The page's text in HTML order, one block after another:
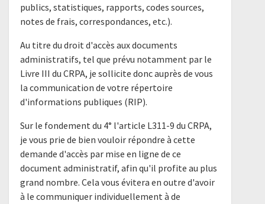
publics, statistiques, rapports, codes sources,
notes de frais, correspondances, etc.).
Au titre du droit d'accès aux documents
administratifs, tel que prévu notamment par le
Livre III du CRPA, je sollicite donc auprès de vous
la communication de votre répertoire
d'informations publiques (RIP).
Sur le fondement du 4° l'article L311-9 du CRPA,
je vous prie de bien vouloir répondre à cette
demande d'accès par mise en ligne de ce
document administratif, afin qu'il profite au plus
grand nombre. Cela vous évitera en outre d'avoir
à le communiquer individuellement à de